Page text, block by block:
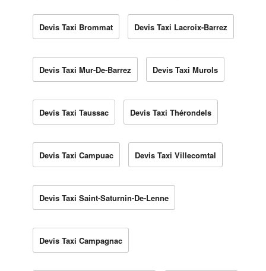
Devis Taxi Brommat Devis Taxi Lacroix-Barrez
Devis Taxi Mur-De-Barrez Devis Taxi Murols
Devis Taxi Taussac Devis Taxi Thérondels
Devis Taxi Campuac Devis Taxi Villecomtal
Devis Taxi Saint-Saturnin-De-Lenne
Devis Taxi Campagnac